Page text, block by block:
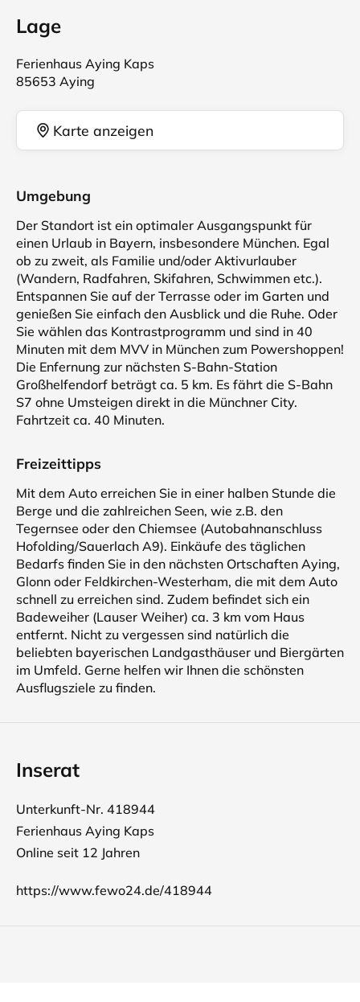
Lage
Ferienhaus Aying Kaps
85653 Aying
Karte anzeigen
Umgebung
Der Standort ist ein optimaler Ausgangspunkt für
einen Urlaub in Bayern, insbesondere München. Egal
ob zu zweit, als Familie und/oder Aktivurlauber
(Wandern, Radfahren, Skifahren, Schwimmen etc.).
Entspannen Sie auf der Terrasse oder im Garten und
genießen Sie einfach den Ausblick und die Ruhe. Oder
Sie wählen das Kontrastprogramm und sind in 40
Minuten mit dem MVV in München zum Powershoppen!
Die Enfernung zur nächsten S-Bahn-Station
Großhelfendorf beträgt ca. 5 km. Es fährt die S-Bahn
S7 ohne Umsteigen direkt in die Münchner City.
Fahrtzeit ca. 40 Minuten.
Freizeittipps
Mit dem Auto erreichen Sie in einer halben Stunde die
Berge und die zahlreichen Seen, wie z.B. den
Tegernsee oder den Chiemsee (Autobahnanschluss
Hofolding/Sauerlach A9). Einkäufe des täglichen
Bedarfs finden Sie in den nächsten Ortschaften Aying,
Glonn oder Feldkirchen-Westerham, die mit dem Auto
schnell zu erreichen sind. Zudem befindet sich ein
Badeweiher (Lauser Weiher) ca. 3 km vom Haus
entfernt. Nicht zu vergessen sind natürlich die
beliebten bayerischen Landgasthäuser und Biergärten
im Umfeld. Gerne helfen wir Ihnen die schönsten
Ausflugsziele zu finden.
Inserat
Unterkunft-Nr. 418944
Ferienhaus Aying Kaps
Online seit 12 Jahren
https://www.fewo24.de/418944